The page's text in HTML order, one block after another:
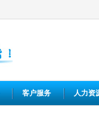
客户服务 人力资